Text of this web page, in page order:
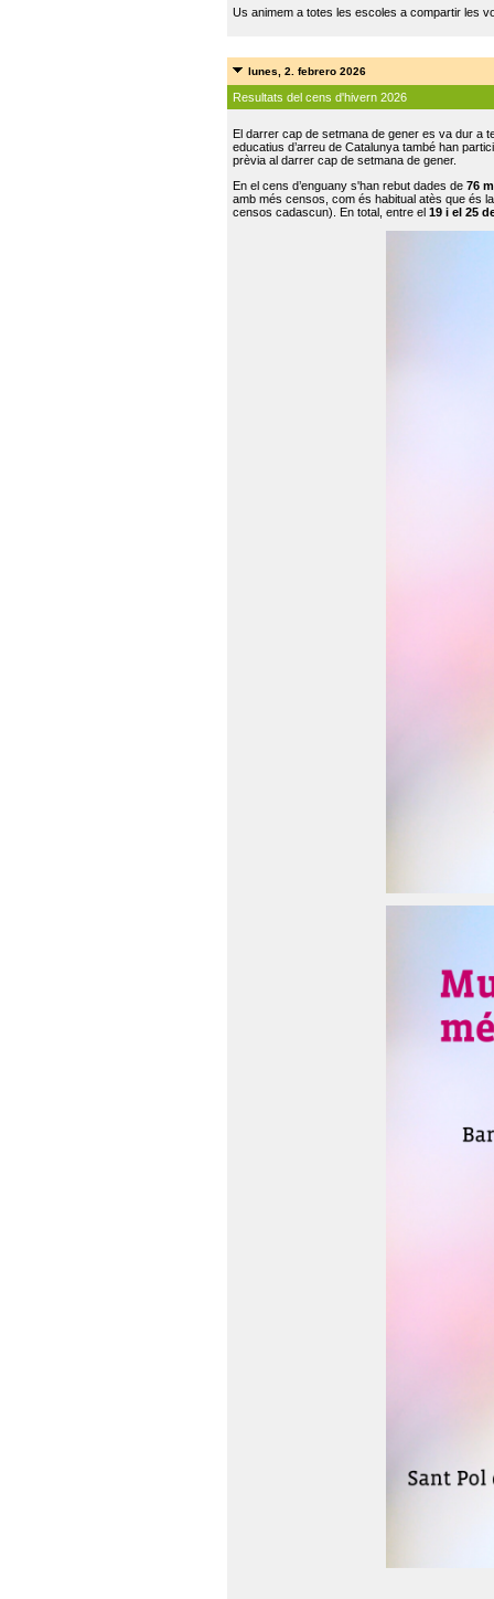
Us animem a totes les escoles a compartir les
lunes, 2. febrero 2026
Resultats del cens d'hivern 2026
El darrer cap de setmana de gener es va dur a
educatius d’arreu de Catalunya també han
prèvia al darrer cap de setmana de gener.
En el cens d’enguany s'han rebut dades de 76
amb més censos, com és habitual atès que és
censos cadascun). En total, entre el 19 i el 25